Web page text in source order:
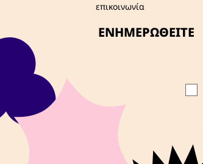
επικοινωνία
ΕΝΗΜΕΡΩΘΕΙΤΕ